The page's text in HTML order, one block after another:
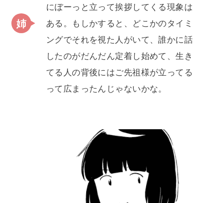
にぼーっと立って挨拶してくる現象は
ある。もしかすると、どこかのタイミ
ングでそれを視た人がいて、誰かに話
したのがだんだん定着し始めて、生き
てる人の背後にはご先祖様が立ってる
って広まったんじゃないかな。